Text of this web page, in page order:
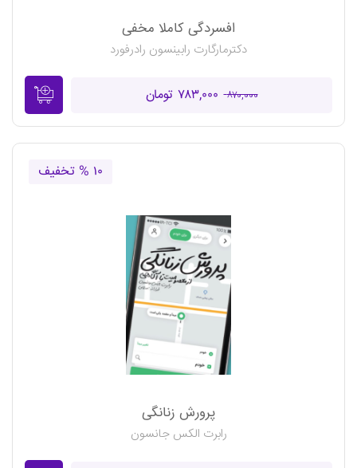
افسردگی کاملا مخفی
دکترمارگارت رابینسون رادرفورد
۸۷۰,۰۰۰ ۷۸۳,۰۰۰ تومان
۱۰ % تخفیف
پرورش زنانگی
رابرت الکس جانسون